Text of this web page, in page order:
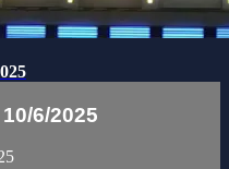
6/2025